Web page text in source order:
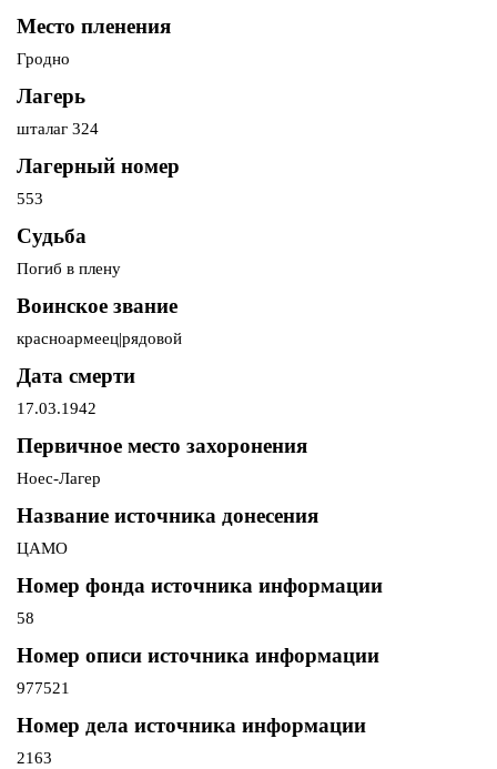
Место пленения
Гродно
Лагерь
шталаг 324
Лагерный номер
553
Судьба
Погиб в плену
Воинское звание
красноармеец|рядовой
Дата смерти
17.03.1942
Первичное место захоронения
Ноес-Лагер
Название источника донесения
ЦАМО
Номер фонда источника информации
58
Номер описи источника информации
977521
Номер дела источника информации
2163